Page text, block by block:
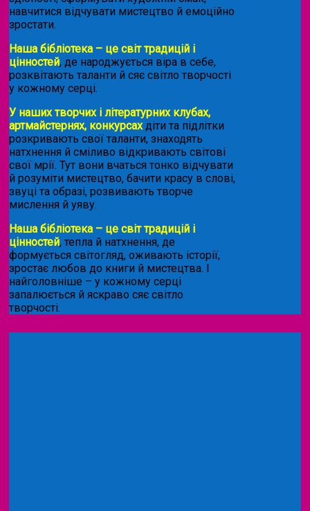
навчитися відчувати мистецтво й емоційно
зростати.
Наша бібліотека – це світ традицій і
цінностей, де народжується віра в себе,
розквітають таланти й сяє світло творчості
у кожному серці.
У наших творчих і літературних клубах,
артмайстернях, конкурсахдіти та підлітки
розкривають свої таланти, знаходять
натхнення й сміливо відкривають світові
свої мрії. Тут вони вчаться тонко відчувати
й розуміти мистецтво, бачити красу в слові,
звуці та образі, розвивають творче
мислення й уяву.
Наша бібліотека – це світ традицій і
цінностей, тепла й натхнення, де
формується світогляд, оживають історії,
зростає любов до книги й мистецтва. І
найголовніше – у кожному серці
запалюється й яскраво сяє світло
творчості.